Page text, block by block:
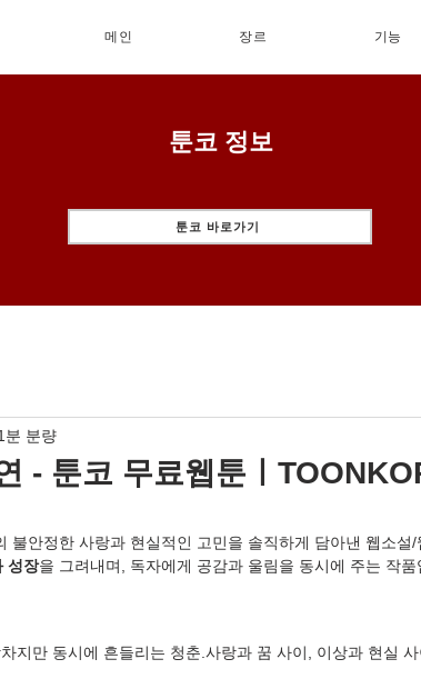
메인 장르 기능
툰코 정보
툰코 바로가기
- 툰코 무료웹툰ㅣ
분 분량
불안정한 사랑과 현실적인 고민을 솔직하게 담아낸 웹소설
성장을 그려내며, 독자에게 공감과 울림을 동시에 주는 작품
지만 동시에 흔들리는 청춘.사랑과 꿈 사이, 이상과 현실